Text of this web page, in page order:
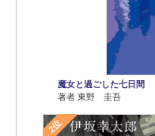
魔女と過ごした七日間
著者 東野 圭吾
2位